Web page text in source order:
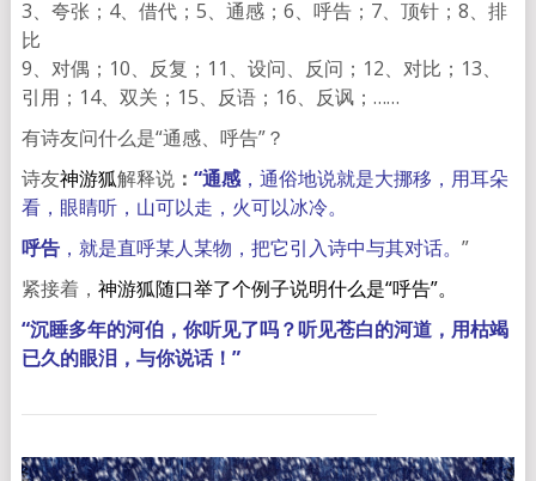
3、夸张；4、借代；5、通感；6、呼告；7、顶针；8、排
比
9、对偶；10、反复；11、设问、反问；12、对比；13、
引用；14、双关；15、反语；16、反讽；……
有诗友问什么是“通感、呼告”？
诗友神游狐解释说： “通感，通俗地说就是大挪移，用耳朵
看，眼睛听，山可以走，火可以冰冷。
呼告，就是直呼某人某物，把它引入诗中与其对话。 ”
紧接着， 神游狐随口举了个例子说明什么是“呼告”。
“沉睡多年的河伯，你听见了吗？听见苍白的河道，用枯竭
已久的眼泪，与你说话！”